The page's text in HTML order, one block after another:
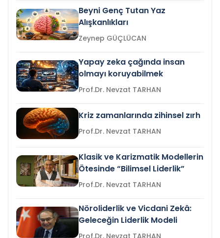
Beyni Genç Tutan Yaz
Alışkanlıkları
Zeynep GÜÇLÜCAN
Yapay zeka çağında insan
olmayı koruyabilmek
Prof.Dr. Nevzat TARHAN
Kriz zamanlarında zihinsel zırh
Prof.Dr. Nevzat TARHAN
Klasik ve Karizmatik Modellerin
Ötesinde “Bilimsel Liderlik”
Prof.Dr. Nevzat TARHAN
Nöroliderlik ve Vicdani Zekâ:
Geleceğin Liderlik Modeli
Prof.Dr. Nevzat TARHAN